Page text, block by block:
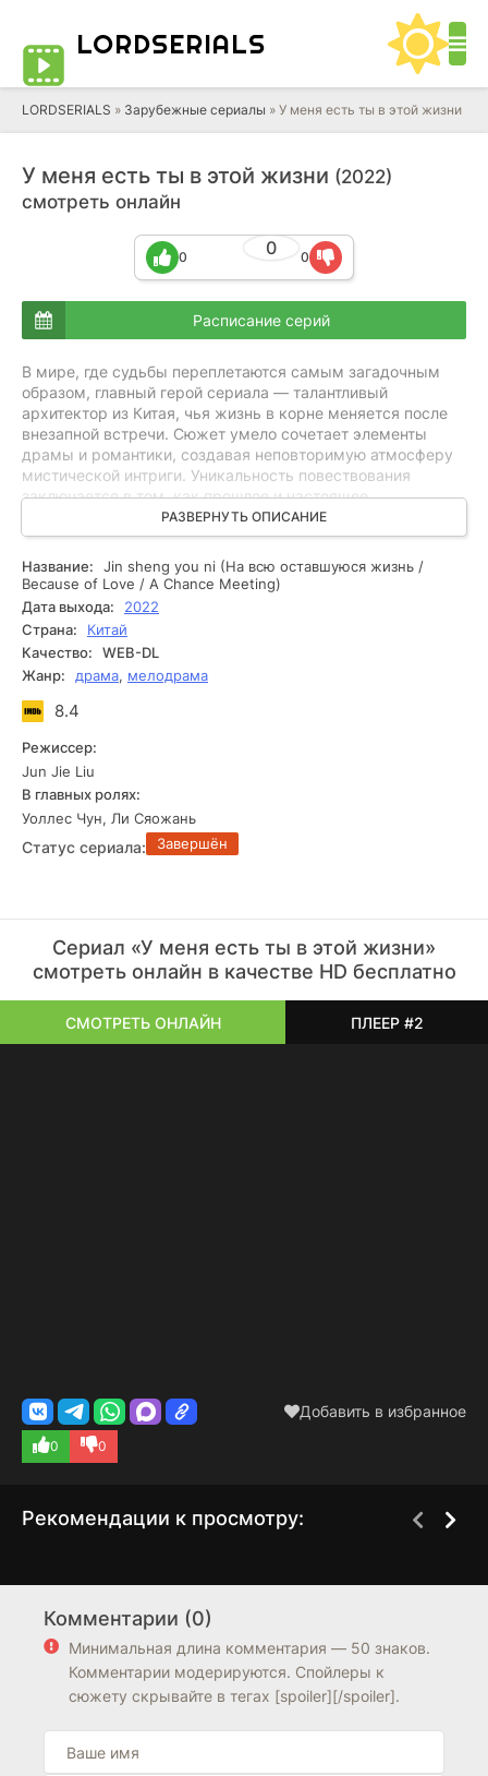
LORDSERIALS
LORDSERIALS » Зарубежные сериалы » У меня есть ты в этой жизни
У меня есть ты в этой жизни (2022)
смотреть онлайн
0
0 0
Расписание серий
В мире, где судьбы переплетаются самым загадочным
образом, главный герой сериала — талантливый
архитектор из Китая, чья жизнь в корне меняется после
внезапной встречи. Сюжет умело сочетает элементы
драмы и романтики, создавая неповторимую атмосферу
мистической интриги. Уникальность повествования
заключается в том, как прошлое и настоящее
взаимодействуют, открывая неожиданные тайны и
создавая новые взаимоотношения. Превосходно
проработанные персонажи и сложные эмоции делают
этот сериал незабываемым опытом. Элегантная
визуальная эстетика подчеркивает внутренний мир
героев, усиливая драматизм происходящего. С первых
кадров история увлекает зрителя в водоворот событий,
заставляя вновь и вновь задаваться вопросом: где
заканчивается случайность и начинается
предопределение?
РАЗВЕРНУТЬ ОПИСАНИЕ
Название:
Jin sheng you ni (На всю оставшуюся жизнь /
Because of Love / A Chance Meeting)
Дата выхода:
2022
Страна:
Китай
Качество:
WEB-DL
Жанр:
драма, мелодрама
8.4
Режиссер:
Jun Jie Liu
В главных ролях:
Уоллес Чун, Ли Сяожань
Статус сериала: Завершён
Сериал «У меня есть ты в этой жизни»
смотреть онлайн в качестве HD бесплатно
СМОТРЕТЬ ОНЛАЙН ПЛЕЕР #2
Добавить в избранное
0 0
Рекомендации к просмотру:
6.4
6.8
Комментарии (0)
Минимальная длина комментария — 50 знаков.
Комментарии модерируются. Спойлеры к
сюжету скрывайте в тегах [spoiler][/spoiler].